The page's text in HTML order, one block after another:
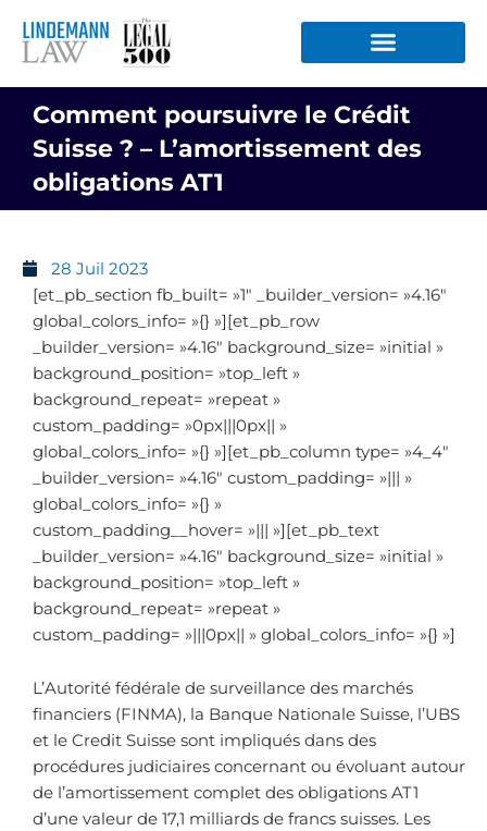
contenu
Comment poursuivre le Crédit
Suisse ? – L’amortissement des
obligations AT1
28 Juil 2023
[et_pb_section fb_built= »1″ _builder_version= »4.16″
global_colors_info= »{} »][et_pb_row
_builder_version= »4.16″ background_size= »initial »
background_position= »top_left »
background_repeat= »repeat »
custom_padding= »0px|||0px|| »
global_colors_info= »{} »][et_pb_column type= »4_4″
_builder_version= »4.16″ custom_padding= »||| »
global_colors_info= »{} »
custom_padding__hover= »||| »][et_pb_text
_builder_version= »4.16″ background_size= »initial »
background_position= »top_left »
background_repeat= »repeat »
custom_padding= »|||0px|| » global_colors_info= »{} »]
L’Autorité fédérale de surveillance des marchés
financiers (FINMA), la Banque Nationale Suisse, l’UBS
et le Credit Suisse sont impliqués dans des
procédures judiciaires concernant ou évoluant autour
de l’amortissement complet des obligations AT1
d’une valeur de 17,1 milliards de francs suisses. Les